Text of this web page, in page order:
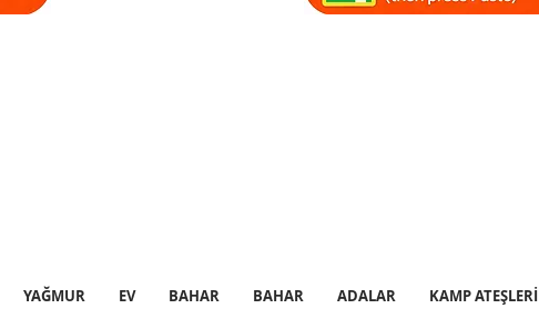
YAĞMUR EV BAHAR BAHAR ADALAR KAMP ATEŞLERİ